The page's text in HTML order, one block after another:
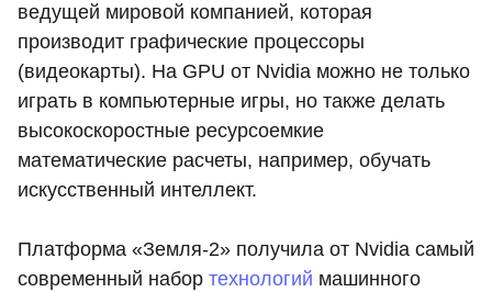
ведущей мировой компанией, которая
производит графические процессоры
(видеокарты). На GPU от Nvidia можно не только
играть в компьютерные игры, но также делать
высокоскоростные ресурсоемкие
математические расчеты, например, обучать
искусственный интеллект.
Платформа «Земля-2» получила от Nvidia самый
современный набор технологий машинного